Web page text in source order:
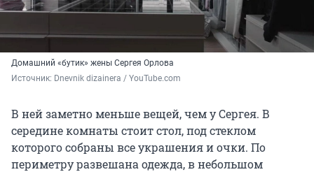
Домашний «бутик» жены Сергея Орлова
Источник: Dnevnik dizainera / YouTube.com
В ней заметно меньше вещей, чем у Сергея. В
середине комнаты стоит стол, под стеклом
которого собраны все украшения и очки. По
периметру развешана одежда, в небольшом